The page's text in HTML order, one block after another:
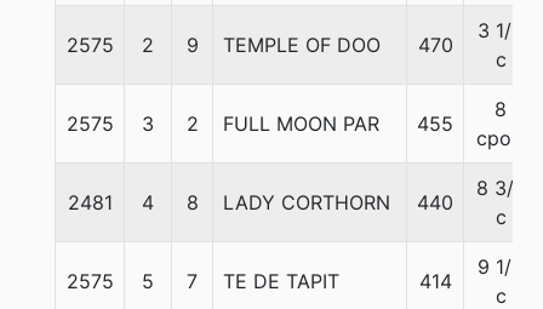
2575 2 9 TEMPLE OF DOO 470
3 1/2
c
2575 3 2 FULL MOON PAR 455
8
cpos.
2481 4 8 LADY CORTHORN 440
8 3/4
c
2575 5 7 TE DE TAPIT 414
9 1/2
c